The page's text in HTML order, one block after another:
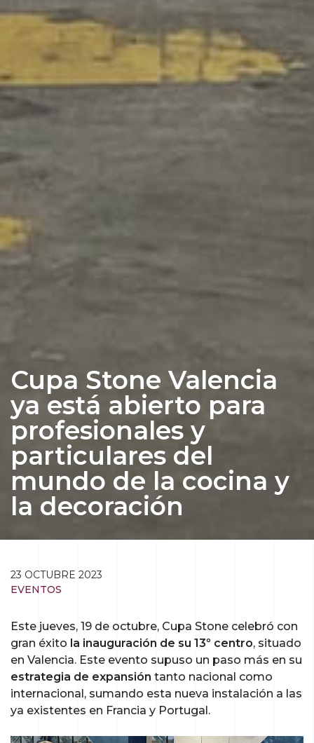
Cupa Stone Valencia
ya está abierto para
profesionales y
particulares del
mundo de la cocina y
la decoración
23 OCTUBRE 2023
EVENTOS
Este jueves, 19 de octubre, Cupa Stone celebró con
gran éxito la inauguración de su 13º centro, situado
en Valencia. Este evento supuso un paso más en su
estrategia de expansión tanto nacional como
internacional, sumando esta nueva instalación a las
ya existentes en Francia y Portugal.